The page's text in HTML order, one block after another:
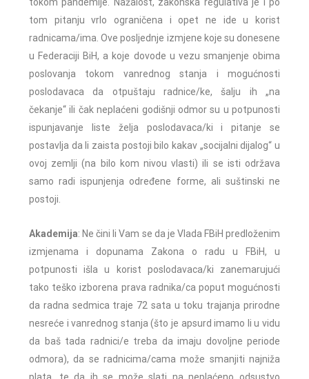
tom pitanju vrlo ograničena i opet ne ide u korist
radnicama/ima. Ove posljednje izmjene koje su donesene
u Federaciji BiH, a koje dovode u vezu smanjenje obima
poslovanja tokom vanrednog stanja i mogućnosti
poslodavaca da otpuštaju radnice/ke, šalju ih „na
čekanje“ ili čak neplaćeni godišnji odmor su u potpunosti
ispunjavanje liste želja poslodavaca/ki i pitanje se
postavlja da li zaista postoji bilo kakav „socijalni dijalog“ u
ovoj zemlji (na bilo kom nivou vlasti) ili se isti održava
samo radi ispunjenja određene forme, ali suštinski ne
postoji.
Akademija: Ne čini li Vam se da je Vlada FBiH predloženim
izmjenama i dopunama Zakona o radu u FBiH, u
potpunosti išla u korist poslodavaca/ki zanemarujući
tako teško izborena prava radnika/ca poput mogućnosti
da radna sedmica traje 72 sata u toku trajanja prirodne
nesreće i vanrednog stanja (što je apsurd imamo li u vidu
da baš tada radnici/e treba da imaju dovoljne periode
odmora), da se radnicima/cama može smanjiti najniža